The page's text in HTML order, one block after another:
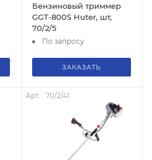
Бензиновый триммер
GGT-800S Huter, шт,
70/2/5
По запросу
ЗАКАЗАТЬ
Арт. : 70/2/41